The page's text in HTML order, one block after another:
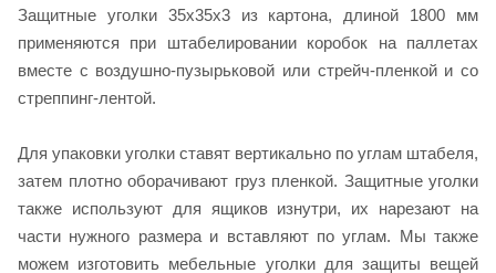
Защитные уголки 35х35х3 из картона, длиной 1800 мм
применяются при штабелировании коробок на паллетах
вместе с воздушно-пузырьковой или стрейч-пленкой и со
стреппинг-лентой.
Для упаковки уголки ставят вертикально по углам штабеля,
затем плотно оборачивают груз пленкой. Защитные уголки
также используют для ящиков изнутри, их нарезают на
части нужного размера и вставляют по углам. Мы также
можем изготовить мебельные уголки для защиты вещей